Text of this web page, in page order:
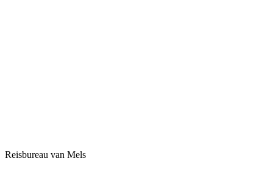
Reisbureau van Mels